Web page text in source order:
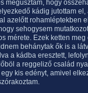
megúsztam, hogy
kádig jutottam
azelőtt rohamléptekben
sehogysem
mérete. Ezek ketten
behánytak ők is a
a kádba eresztett,
a reggeliző család
kis edényt, amivel